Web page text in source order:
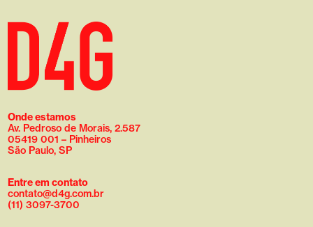
Onde estamos
Av. Pedroso de Morais, 2.587
05419 001 – Pinheiros
São Paulo, SP
Entre em contato
contato@d4g.com.br
(11) 3097-3700